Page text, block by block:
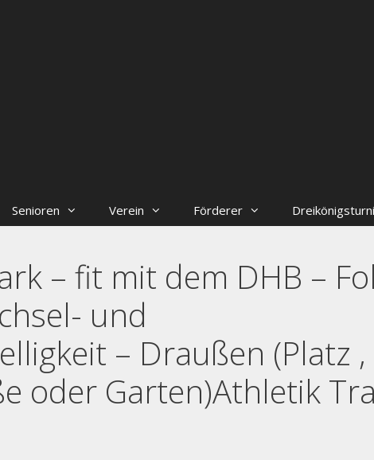
Senioren Verein Förderer
– fit mit dem DHB –
und
– Draußen (Platz ,
oder Garten)Athletik